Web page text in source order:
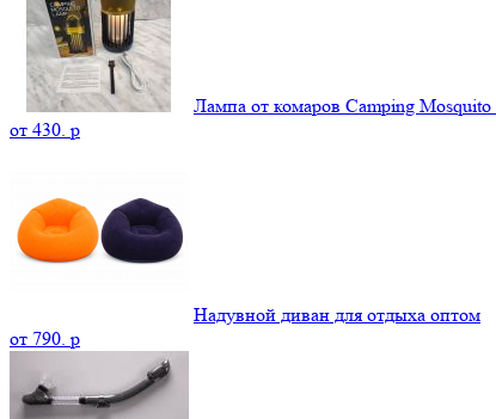
Лампа от комаров Camping
от 430. p
Надувной диван для отдыха оптом
от 790. p